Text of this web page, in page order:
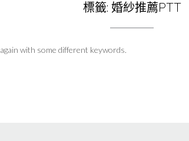
標籤: 婚紗推薦PTT
with some different keywords.